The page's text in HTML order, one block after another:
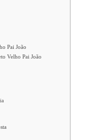
Pai João
Velho Pai João